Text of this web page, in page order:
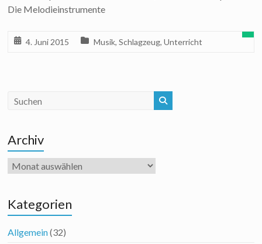
Die Melodieinstrumente
4. Juni 2015 Musik,Schlagzeug,Unterricht
Archiv
Archiv
Kategorien
Allgemein(32)